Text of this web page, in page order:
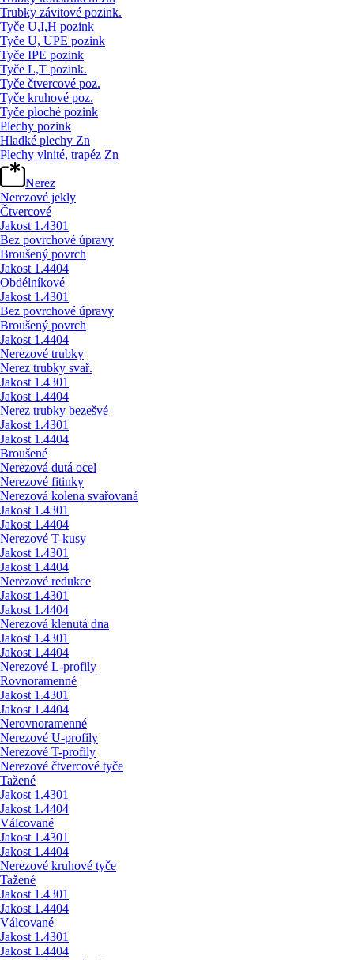
Trubky závitové pozink.
Tyče U,I,H pozink
Tyče U, UPE pozink
Tyče IPE pozink
Tyče L,T pozink.
Tyče čtvercové poz.
Tyče kruhové poz.
Tyče ploché pozink
Plechy pozink
Hladké plechy Zn
Plechy vlnité, trapéz Zn
Nerez
Nerezové jekly
Čtvercové
Jakost 1.4301
Bez povrchové úpravy
Broušený povrch
Jakost 1.4404
Obdélníkové
Jakost 1.4301
Bez povrchové úpravy
Broušený povrch
Jakost 1.4404
Nerezové trubky
Nerez trubky svař.
Jakost 1.4301
Jakost 1.4404
Nerez trubky bezešvé
Jakost 1.4301
Jakost 1.4404
Broušené
Nerezová dutá ocel
Nerezové fitinky
Nerezová kolena svařovaná
Jakost 1.4301
Jakost 1.4404
Nerezové T-kusy
Jakost 1.4301
Jakost 1.4404
Nerezové redukce
Jakost 1.4301
Jakost 1.4404
Nerezová klenutá dna
Jakost 1.4301
Jakost 1.4404
Nerezové L-profily
Rovnoramenné
Jakost 1.4301
Jakost 1.4404
Nerovnoramenné
Nerezové U-profily
Nerezové T-profily
Nerezové čtvercové tyče
Tažené
Jakost 1.4301
Jakost 1.4404
Válcované
Jakost 1.4301
Jakost 1.4404
Nerezové kruhové tyče
Tažené
Jakost 1.4301
Jakost 1.4404
Válcované
Jakost 1.4301
Jakost 1.4404